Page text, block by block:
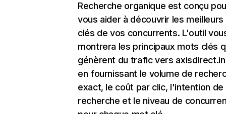
Recherche organique est conçu
vous aider à découvrir les
clés de vos concurrents. L'outil
montrera les principaux mots clés
génèrent du trafic vers
en fournissant le volume de
exact, le coût par clic, l'intention de
recherche et le niveau de